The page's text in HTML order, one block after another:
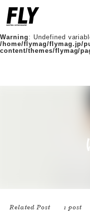
Warning: Undefined
/home/flymag/flymag.jp/
content/themes/flymag/
Warning : Undefined
/home/flymag/flymag.jp/
content/themes/flymag/
Related Post 1 post